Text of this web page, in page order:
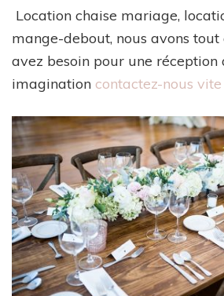
Location chaise mariage,
mange-debout, nous avons tout
avez besoin pour une réception
imagination contactez-nous vite